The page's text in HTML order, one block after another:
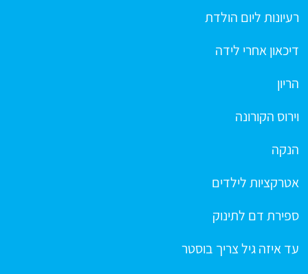
רעיונות ליום הולדת
דיכאון אחרי לידה
הריון
וירוס הקורונה
הנקה
אטרקציות לילדים
ספירת דם לתינוק
עד איזה גיל צריך בוסטר